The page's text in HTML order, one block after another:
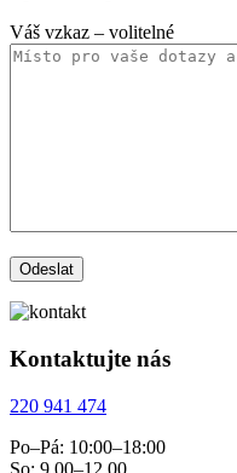
Váš vzkaz – volitelné
Kontaktujte nás
220 941 474
Po–Pá: 10:00–18:00
So: 9.00–12.00